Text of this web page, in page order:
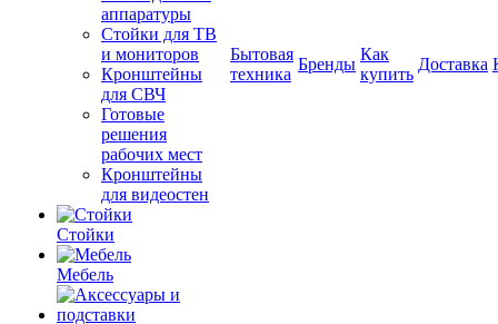
аппаратуры
Стойки для ТВ
и мониторов
Кронштейны
для СВЧ
Готовые
решения
рабочих мест
Кронштейны
для видеостен
Стойки
Мебель
Бытовая
техника
Бренды
Как
купить
Доставка